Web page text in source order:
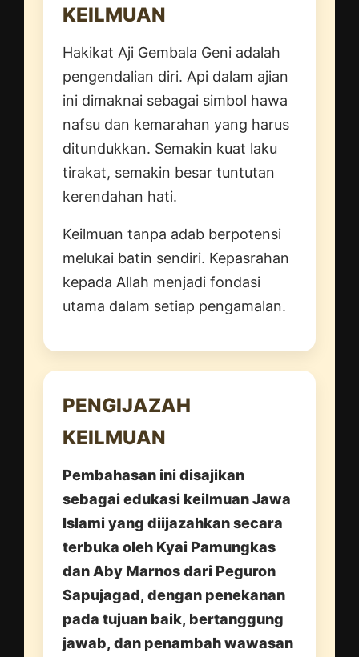
KEILMUAN
Hakikat Aji Gembala Geni adalah
pengendalian diri. Api dalam ajian
ini dimaknai sebagai simbol hawa
nafsu dan kemarahan yang harus
ditundukkan. Semakin kuat laku
tirakat, semakin besar tuntutan
kerendahan hati.
Keilmuan tanpa adab berpotensi
melukai batin sendiri. Kepasrahan
kepada Allah menjadi fondasi
utama dalam setiap pengamalan.
PENGIJAZAH
KEILMUAN
Pembahasan ini disajikan
sebagai edukasi keilmuan Jawa
Islami yang diijazahkan secara
terbuka oleh Kyai Pamungkas
dan Aby Marnos dari Peguron
Sapujagad, dengan penekanan
pada tujuan baik, bertanggung
jawab, dan penambah wawasan